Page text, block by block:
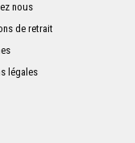
nous
de retrait
légales